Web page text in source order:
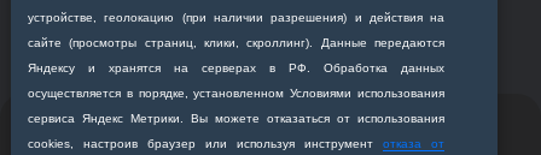
устройстве, геолокацию (при наличии разрешения) и действия на
сайте (просмотры страниц, клики, скроллинг). Данные передаются
Яндексу и хранятся на серверах в РФ. Обработка данных
осуществляется в порядке, установленном Условиями использования
сервиса Яндекс Метрики. Вы можете отказаться от использования
cookies, настроив браузер или используя инструментотказа от
организации
медицинская академия